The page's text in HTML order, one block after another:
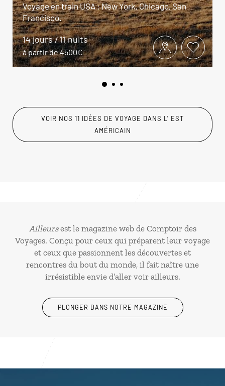
Voyage en train USA : New York, Chicago, San
Francisco.
14 jours / 11 nuits
à partir de 4500€
VOIR NOS 11 IDÉES DE VOYAGE DANS L' EST
AMÉRICAIN
Ailleursest le magazine web de Comptoir des
Voyages. Conçu pour ceux qui préparent leur voyage
et ceux que passionnent les découvertes et
rencontres du bout du monde, il fait naître une
irrésistible envie d’aller voir ailleurs.
PLONGER DANS NOTRE MAGAZINE